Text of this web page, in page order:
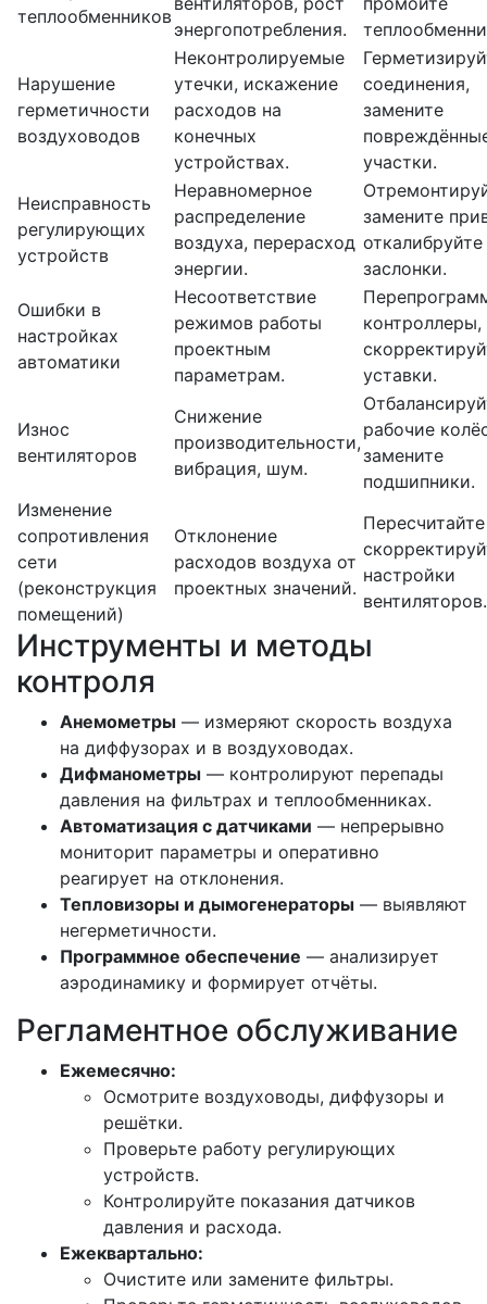
теплообменников
энергопотребления.
Нарушение
герметичности
воздуховодов
Неконтролируемые
утечки, искажение
расходов на
конечных
устройствах.
соединения,
замените
участки.
Неисправность
регулирующих
устройств
Неравномерное
распределение
воздуха, перерасход
энергии.
замените
откалибруйте
заслонки.
Ошибки в
настройках
автоматики
Несоответствие
режимов работы
проектным
параметрам.
контроллеры,
уставки.
Износ
вентиляторов
Снижение
производительности,
вибрация, шум.
рабочие
замените
подшипники.
Изменение
сопротивления
сети
(реконструкция
помещений)
Отклонение
расходов воздуха от
проектных значений.
настройки
вентиляторов.
Инструменты и методы
контроля
Анемометры — измеряют скорость воздуха
на диффузорах и в воздуховодах.
Дифманометры — контролируют перепады
давления на фильтрах и теплообменниках.
Автоматизация с датчиками — непрерывно
мониторит параметры и оперативно
реагирует на отклонения.
Тепловизоры и дымогенераторы — выявляют
негерметичности.
Программное обеспечение — анализирует
аэродинамику и формирует отчёты.
Регламентное обслуживание
Ежемесячно:
Осмотрите воздуховоды, диффузоры и
решётки.
Проверьте работу регулирующих
устройств.
Контролируйте показания датчиков
давления и расхода.
Ежеквартально:
Очистите или замените фильтры.